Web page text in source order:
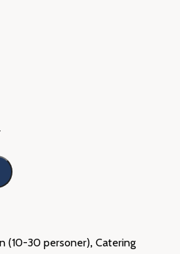
(10-30 personer), Catering